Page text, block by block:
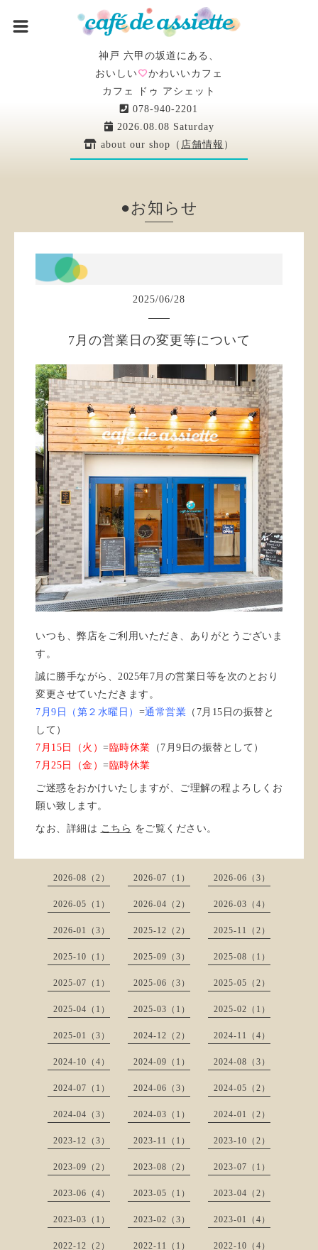
神戸 六甲の坂道にある、
おいしい
かわいいカフェ
カフェ ドゥ アシェット
078-940-2201
2026.08.08 Saturday
about our shop（ 店舗情報 ）
●お知らせ
2025/06/28
7月の営業日の変更等について
いつも、弊店をご利用いただき、ありがとうございま
す。
誠に勝手ながら、2025年7月の営業日等を次のとおり
変更させていただきます。
7月9日（第２水曜日） =通常営業 （7月15日の振替と
して）
7月15日（火） =臨時休業 （7月9日の振替として）
7月25日（金） =臨時休業
ご迷惑をおかけいたしますが、ご理解の程よろしくお
願い致します。
なお、詳細は こちら をご覧ください。
2026-08（2） 2026-07（1） 2026-06（3）
2026-05（1） 2026-04（2） 2026-03（4）
2026-01（3） 2025-12（2） 2025-11（2）
2025-10（1） 2025-09（3） 2025-08（1）
2025-07（1） 2025-06（3） 2025-05（2）
2025-04（1） 2025-03（1） 2025-02（1）
2025-01（3） 2024-12（2） 2024-11（4）
2024-10（4） 2024-09（1） 2024-08（3）
2024-07（1） 2024-06（3） 2024-05（2）
2024-04（3） 2024-03（1） 2024-01（2）
2023-12（3） 2023-11（1） 2023-10（2）
2023-09（2） 2023-08（2） 2023-07（1）
2023-06（4） 2023-05（1） 2023-04（2）
2023-03（1） 2023-02（3） 2023-01（4）
2022-12（2） 2022-11（1） 2022-10（4）